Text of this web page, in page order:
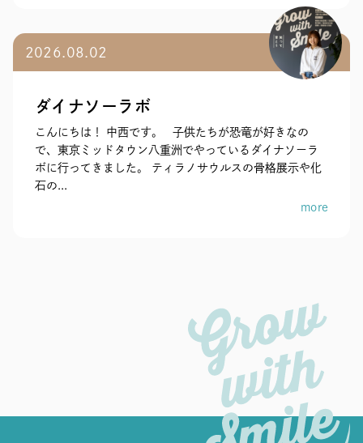
2026.08.02
ダイナソーラボ
こんにちは！ 中西です。 子供たちが恐竜が好きなの
で、東京ミッドタウン八重洲でやっているダイナソーラ
ボに行ってきました。 ティラノサウルスの骨格展示や化
石の...
more